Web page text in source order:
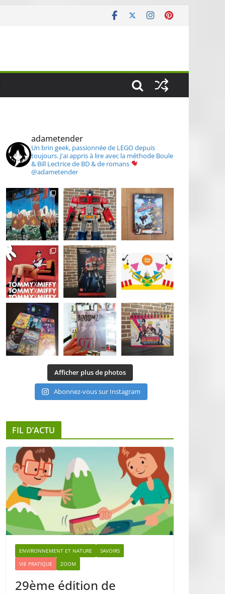
adametender
Un brin geek, passionnée de LEGO depuis
toujours. J'ai appris à lire avec la méthode Boule
& Bill Lectrice de BD & de romans
@adametender
Afficher plus de photos
Abonnez-vous sur Instagram
FIL D’ACTU
ENVIRONNEMENT ET NATURE
SAVOIRS
VIE PRATIQUE
ZOOM
29ème édition de